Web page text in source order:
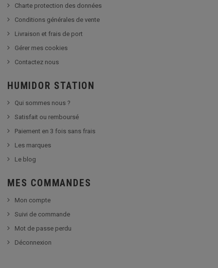
Charte protection des données
Conditions générales de vente
Livraison et frais de port
Gérer mes cookies
Contactez nous
HUMIDOR STATION
Qui sommes nous ?
Satisfait ou remboursé
Paiement en 3 fois sans frais
Les marques
Le blog
MES COMMANDES
Mon compte
Suivi de commande
Mot de passe perdu
Déconnexion